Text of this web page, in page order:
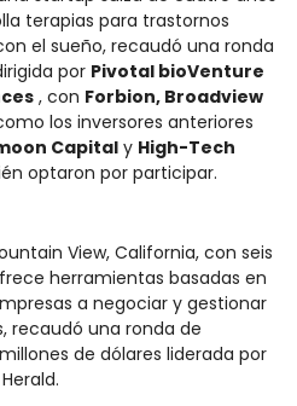
terapias para trastornos
el sueño, recaudó una ronda
por Pivotal bioVenture
, con Forbion, Broadview
Capital y High-Tech
optaron por participar.
View, California, con seis
herramientas basadas en
a negociar y gestionar
recaudó una ronda de